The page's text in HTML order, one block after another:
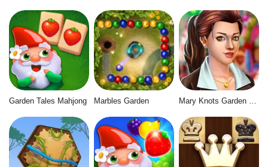
Garden Tales Mahjong Marbles Garden